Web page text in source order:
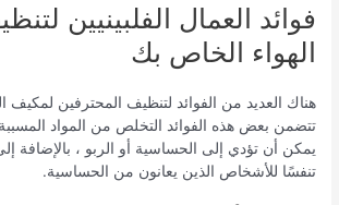
فوائد العمال الفلبينيين
الهواء الخاص بك
هناك العديد من الفوائد لتنظيف المحترفين لمكيف
تتضمن بعض هذه الفوائد التخلص من المواد
يمكن أن تؤدي إلى الحساسية أو الربو ، بالإضافة
تنفسًا للأشخاص الذين يعانون من الحساسية.